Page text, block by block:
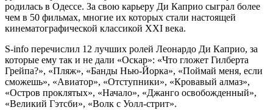
родилась в Одессе. За свою карьеру Ди Каприо сыграл более
чем в 50 фильмах, многие их которых стали настоящей
кинематографической классикой XXI века.
S-info перечислил 12 лучших ролей Леонардо Ди Каприо, за
которые ему так и не дали «Оскар»: «Что гложет Гилберта
Грейпа?», «Пляж», «Банды Нью-Йорка», «Поймай меня, если
сможешь», «Авиатор», «Отступники», «Кровавый алмаз»,
«Остров проклятых», «Начало», «Джанго освобожденный»,
«Великий Гэтсби», «Волк с Уолл-стрит».